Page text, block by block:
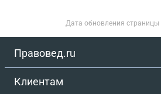
Дата обновления страницы
Правовед.ru
Клиентам